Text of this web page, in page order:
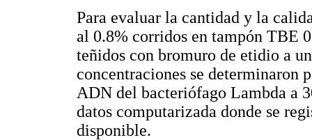
Para evaluar la cantidad y la
al 0.8% corridos en tampón TBE
teñidos con bromuro de etidio a
concentraciones se determinaron
ADN del bacteriófago Lambda a
datos computarizada donde se
disponible.